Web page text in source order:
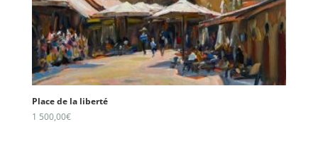
Place de la liberté
1 500,00€